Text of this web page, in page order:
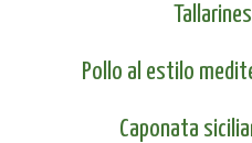
Pollo al estilo
Caponata